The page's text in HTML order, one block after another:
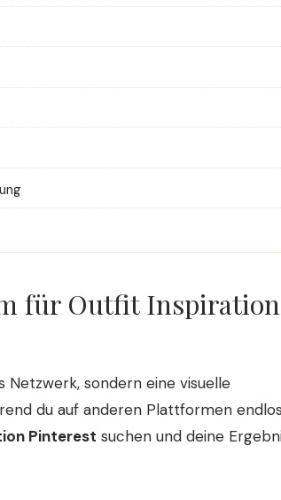
für Outfit Inspiration
Netzwerk, sondern eine visuelle
du auf anderen Plattformen endlos
Pinterest suchen und deine